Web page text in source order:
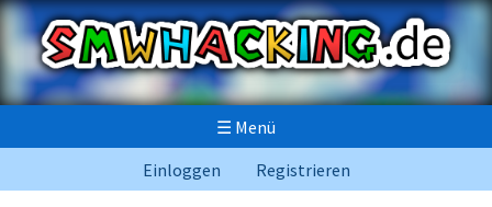
☰ Menü
Einloggen
Registrieren